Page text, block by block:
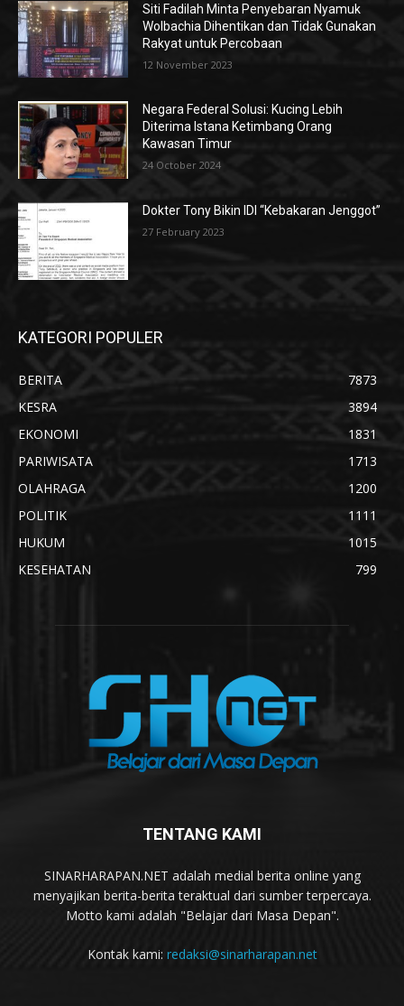
Siti Fadilah Minta Penyebaran Nyamuk
Wolbachia Dihentikan dan Tidak Gunakan
Rakyat untuk Percobaan
12 November 2023
Negara Federal Solusi: Kucing Lebih
Diterima Istana Ketimbang Orang
Kawasan Timur
24 October 2024
Dokter Tony Bikin IDI “Kebakaran Jenggot”
27 February 2023
KATEGORI POPULER
BERITA
7873
KESRA
3894
EKONOMI
1831
PARIWISATA
1713
OLAHRAGA
1200
POLITIK
1111
HUKUM
1015
KESEHATAN
799
TENTANG KAMI
SINARHARAPAN.NET adalah medial berita online yang
menyajikan berita-berita teraktual dari sumber terpercaya.
Motto kami adalah "Belajar dari Masa Depan".
Kontak kami: redaksi@sinarharapan.net